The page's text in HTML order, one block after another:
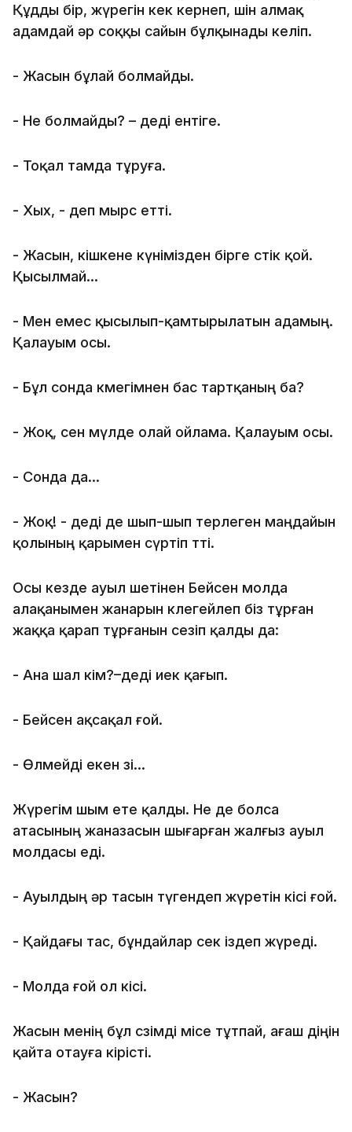
Құдды бір, жүрегін кек кернеп, өшін алмақ
адамдай әр соққы сайын бұлқынады келіп.
- Жасын бұлай болмайды.
- Не болмайды? – деді ентіге.
- Тоқал тамда тұруға.
- Хыx, - деп мырс етті.
- Жасын, кішкене күнімізден бірге өстік қой.
Қысылмай...
- Мен емес қысылып-қамтырылатын адамың.
Қалауым осы.
- Бұл сонда көмегімнен бас тартқаның ба?
- Жоқ, сен мүлде олай ойлама. Қалауым осы.
- Сонда да...
- Жоқ! - деді де шып-шып терлеген маңдайын
қолының қарымен сүртіп өтті.
Осы кезде ауыл шетінен Бейсен молда
алақанымен жанарын көлегейлеп біз тұрған
жаққа қарап тұрғанын сезіп қалды да:
- Ана шал кім?–деді иек қағып.
- Бейсен ақсақал ғой.
- Өлмейді екен өзі...
Жүрегім шым ете қалды. Не де болса
атасының жаназасын шығарған жалғыз ауыл
молдасы еді.
- Ауылдың әр тасын түгендеп жүретін кісі ғой.
- Қайдағы тас, бұндайлар өсек іздеп жүреді.
- Молда ғой ол кісі.
Жасын менің бұл сөзімді місе тұтпай, ағаш діңін
қайта отауға кірісті.
- Жасын?